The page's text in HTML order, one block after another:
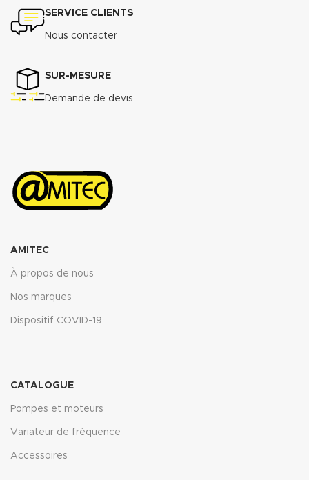
SERVICE CLIENTS
Nous contacter
SUR-MESURE
Demande de devis
AMITEC
À propos de nous
Nos marques
Dispositif COVID-19
CATALOGUE
Pompes et moteurs
Variateur de fréquence
Accessoires